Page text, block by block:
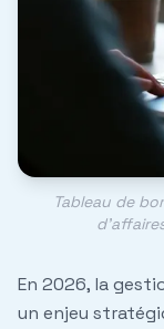
Tableau de
En 2026, la
un enjeu